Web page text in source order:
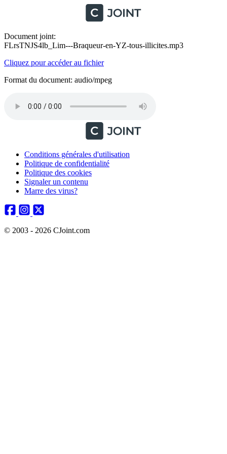
Document joint:
FLrsTNJS4lb_Lim---Braqueur-en-YZ-tous-illicites.mp3
Cliquez pour accéder au fichier
Format du document: audio/mpeg
Conditions générales d'utilisation
Politique de confidentialité
Politique des cookies
Signaler un contenu
Marre des virus?
© 2003 - 2026 CJoint.com